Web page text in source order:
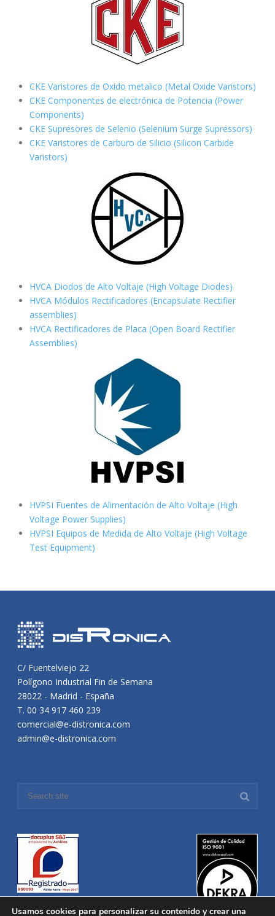
CKE Varistores de Oxido metalico (Metal Oxide Varistors)
CKE Componentes de electrónica de Potencia (Power
Components)
CKE Supresores de Selenio (Selenium Surge Supressors)
CKE Varistores de Carburo de Silicio (Silicon Carbide
Varistors)
HVCA Diodos de Alto Voltaje (High Voltage Diodes)
HVCA Módulos Rectificadores (Encapsulate Rectifier
assemblies)
HVCA Rectificadores de Placa (Open Board Rectifier
Assemblies)
HVPSI Fuentes de Alimentación de Alto Voltaje (High
Voltage Power Supplies)
HVPSI Equipos de Medida de Alto Voltaje (High Voltage
Test Equipment)
C/ Fuentelviejo 22
Polígono Industrial Fin de Semana
28022 - Madrid - España
T. 00 34 917 460 239
comercial@e-distronica.com
admin@e-distronica.com
Usamos cookies para personalizar su contenido y crear una